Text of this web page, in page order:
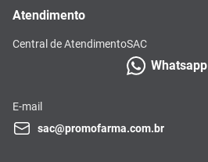
Atendimento
Central de AtendimentoSAC
Whatsapp
E-mail
sac@promofarma.com.br